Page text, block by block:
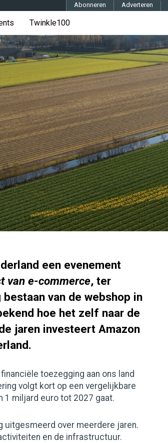
Twinkle100
Abonneren Adverteren
een evenement
van e-commerce, ter
van de webshop in
hoe het zelf naar de
jaren investeert Amazon
toezegging aan ons land
volgt kort op een vergelijkbare
1 miljard euro tot 2027 gaat.
uitgesmeerd over meerdere jaren.
en de infrastructuur.